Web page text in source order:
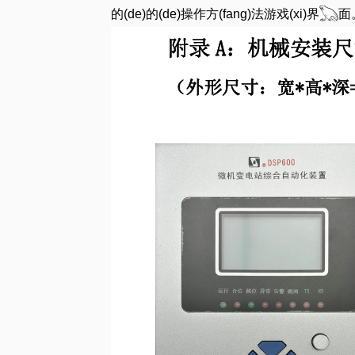
的(de)的(de)操作方(fang)法游戏(xi)界𓆏面